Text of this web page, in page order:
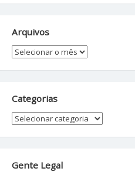
Arquivos
Arquivos
Categorias
Categorias
Gente Legal